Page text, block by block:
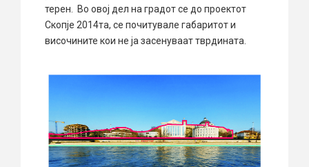
терен. Во овој дел на градот се до проектот
Скопје 2014та, се почитувале габаритот и
височините кои не ја засенуваат тврдината.